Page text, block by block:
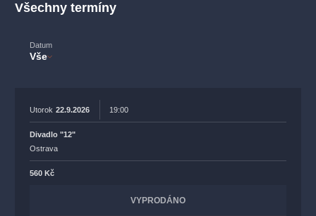
Všechny termíny
Datum
Vše
Utorok 22.9.2026 19:00
Divadlo "12"
Ostrava
560 Kč
VYPRODÁNO
národnídivadlo činohra